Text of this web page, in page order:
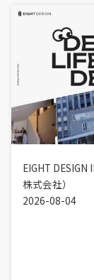
EIGHT
株式会社）
2026-08-04